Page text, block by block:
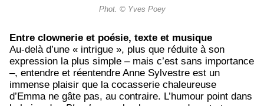
Phot. © Yves Poey
Entre clownerie et poésie, texte et musique
Au-delà d’une « intrigue », plus que réduite à son
expression la plus simple – mais c’est sans importance
–, entendre et réentendre Anne Sylvestre est un
immense plaisir que la cocasserie chaleureuse
d’Emma ne gâte pas, au contraire. L’humour point dans